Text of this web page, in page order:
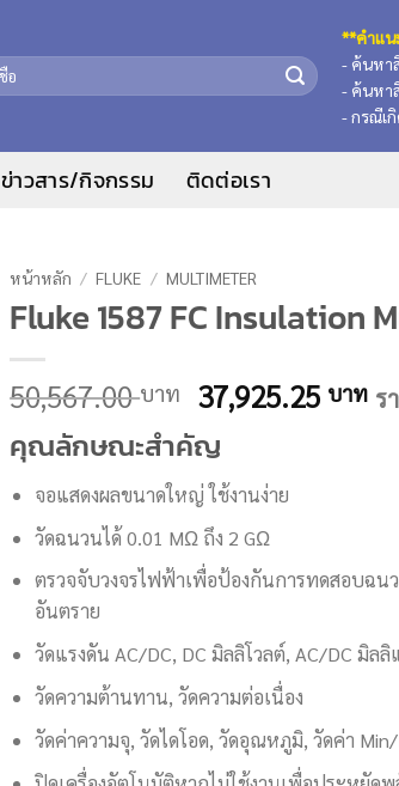
**คำแน
- ค้นหา
- ค้นหา
- กรณีเ
ข่าวสาร/กิจกรรม ติดต่อเรา
หน้าหลัก / FLUKE / MULTIMETER
Fluke 1587 FC Insulation
50,567.00บาท Original
price
was:
50,567.00 บาท.
37,925.25 บาท ร
คุณลักษณะสำคัญ
จอแสดงผลขนาดใหญ่ ใช้งานง่าย
วัดฉนวนได้ 0.01 MΩ ถึง 2 GΩ
ตรวจจับวงจรไฟฟ้าเพื่อป้องกันการทดสอบฉ
อันตราย
วัดแรงดัน AC/DC, DC มิลลิโวลต์, AC/DC มิล
วัดความต้านทาน, วัดความต่อเนื่อง
วัดค่าความจุ, วัดไดโอด, วัดอุณหภูมิ, วัดค่า